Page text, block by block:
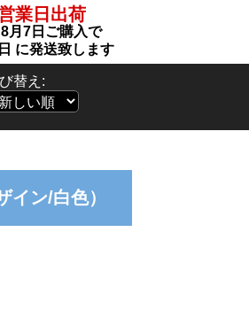
業日出荷
8月7日 ご購入で
に発送致します
替え:
イン/白色）